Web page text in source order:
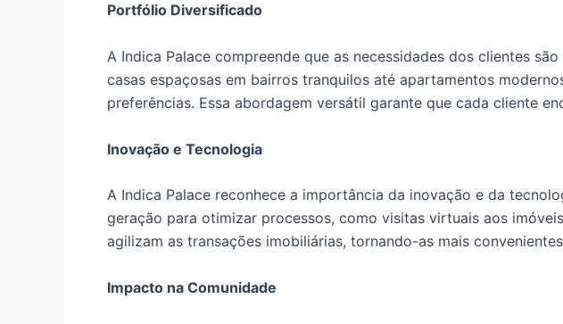
Portfólio Diversificado
A Indica Palace compreende que as necessidades dos clientes
casas espaçosas em bairros tranquilos até apartamentos
preferências. Essa abordagem versátil garante que cada cliente
Inovação e Tecnologia
A Indica Palace reconhece a importância da inovação e da
geração para otimizar processos, como visitas virtuais aos
agilizam as transações imobiliárias, tornando-as mais
Impacto na Comunidade